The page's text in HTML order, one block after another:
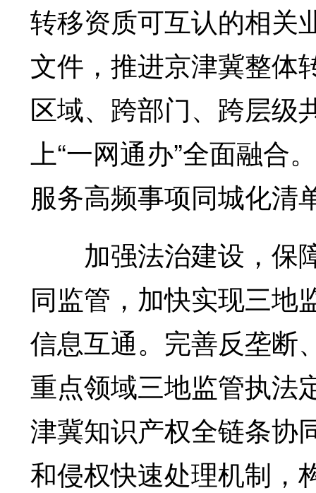
转移资质可互认的相关
文件，推进京津冀整体
区域、跨部门、跨层级
上“一网通办”全面融合
服务高频事项同城化清
加强法治建设，保
同监管，加快实现三地
信息互通。完善反垄断
重点领域三地监管执法
津冀知识产权全链条协
和侵权快速处理机制，